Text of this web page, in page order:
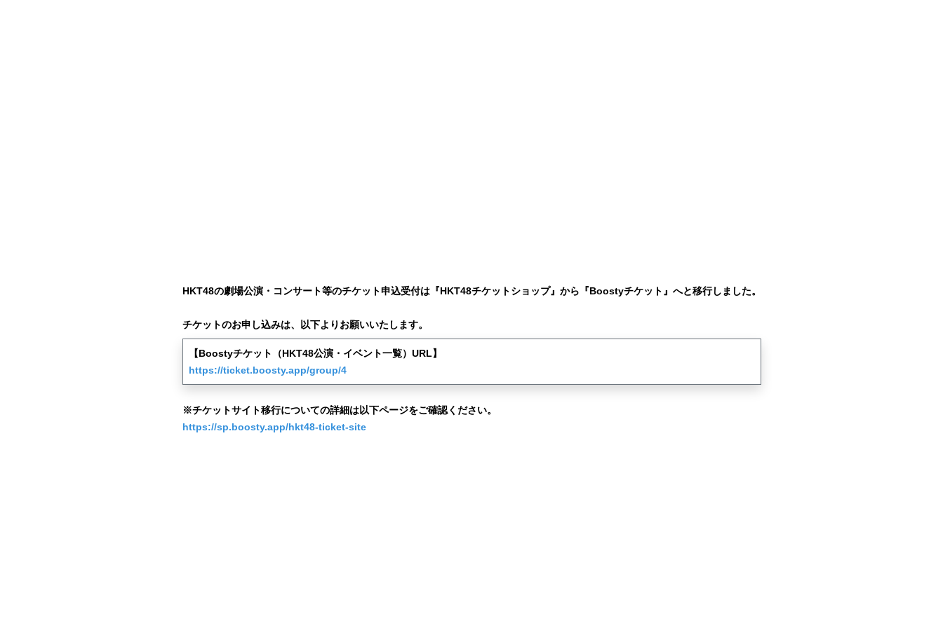
HKT48の劇場公演・コンサート等のチケット申込受付は『HKT48チケットショップ』から『Boostyチケット』へと移行しました。
チケットのお申し込みは、以下よりお願いいたします。
【Boostyチケット（HKT48公演・イベント一覧）URL】
https://ticket.boosty.app/group/4
※チケットサイト移行についての詳細は以下ページをご確認ください。
https://sp.boosty.app/hkt48-ticket-site